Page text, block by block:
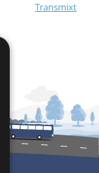
Transmixt